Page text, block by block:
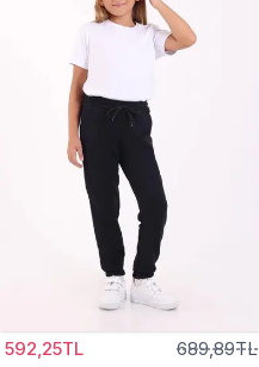
592,25TL 689,89TL